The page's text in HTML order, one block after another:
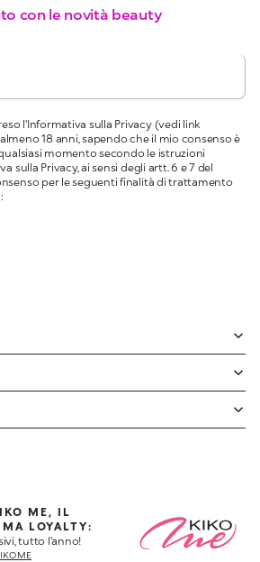
con le novità beauty
l'Informativa sulla Privacy (vedi link
18 anni, sapendo che il mio consenso è
momento secondo le istruzioni
sulla Privacy, ai sensi degli artt. 6 e 7 del
per le seguenti finalità di trattamento
ME, IL
LOYALTY:
tutto l'anno!
ME